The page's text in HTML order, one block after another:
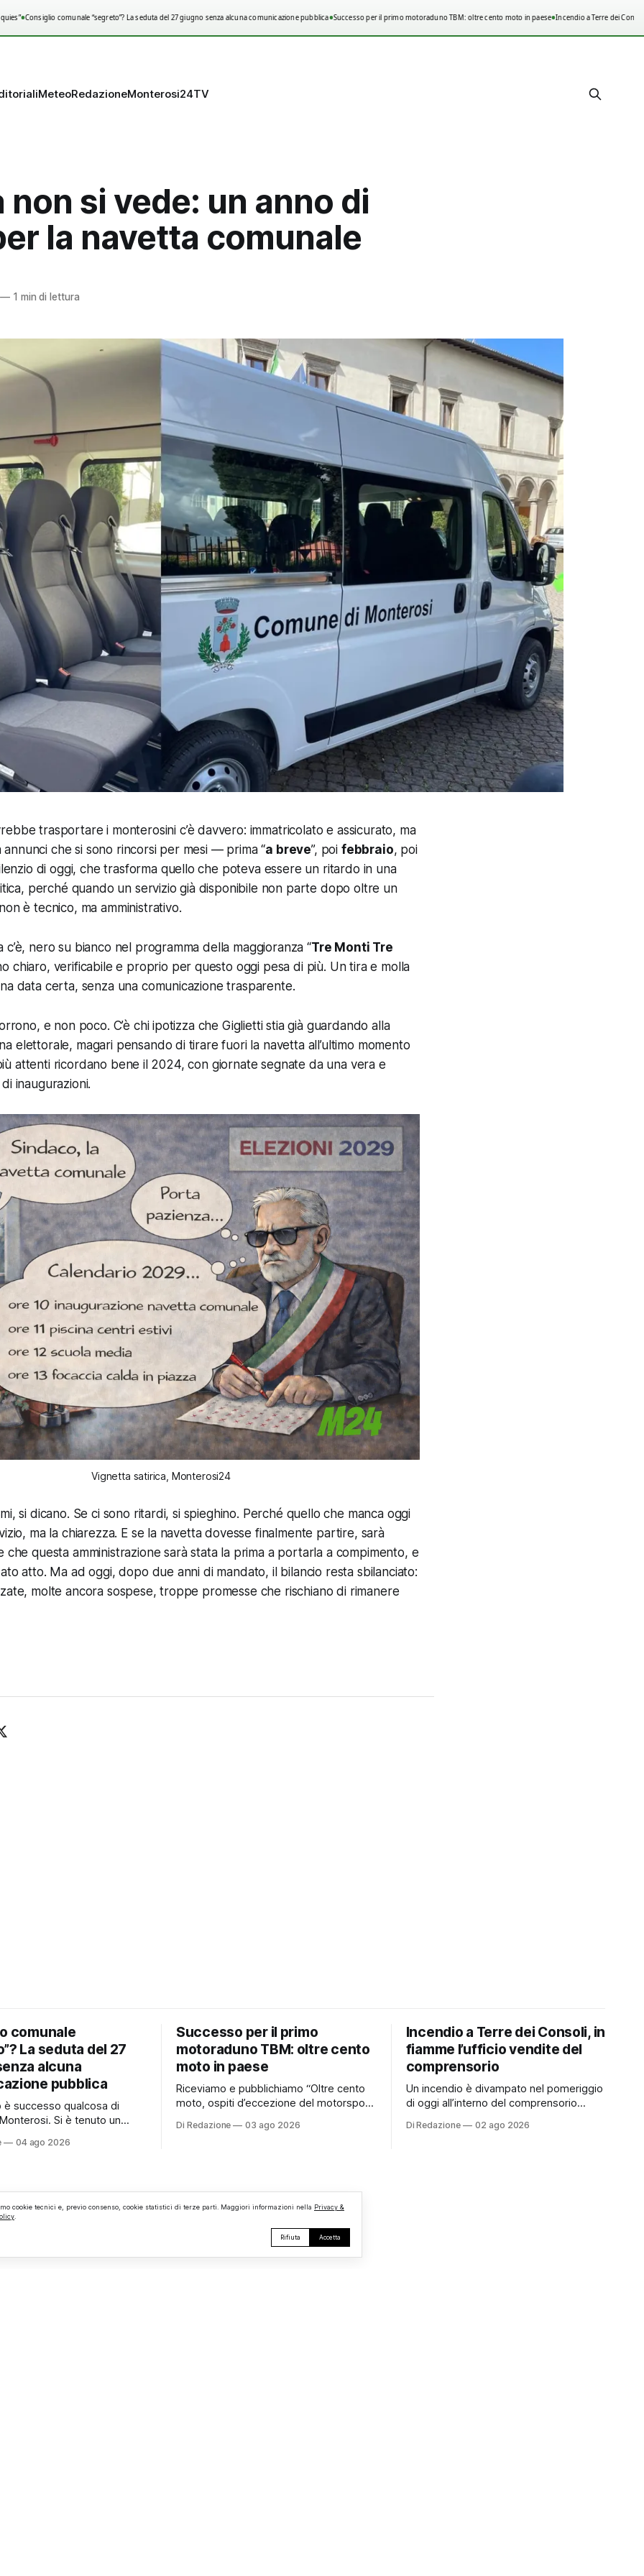
•Consiglio comunale “segreto”? La seduta del 27 giugno senza alcuna comunicazione pubblica•Successo per il primo motoraduno TBM: oltre cento moto in paese•Incendio a Terre dei
MeteoRedazioneMonterosi24TV
non si vede: un anno di
la navetta comunale
—1 min di lettura
trasportare i monterosini c’è davvero: immatricolato e assicurato, ma
annunci che si sono rincorsi per mesi — prima “a breve”, poi febbraio, poi
di oggi, che trasforma quello che poteva essere un ritardo in una
perché quando un servizio già disponibile non parte dopo oltre un
è tecnico, ma amministrativo.
c’è, nero su bianco nel programma della maggioranza “Tre Monti Tre
chiaro, verificabile e proprio per questo oggi pesa di più. Un tira e molla
data certa, senza una comunicazione trasparente.
e non poco. C’è chi ipotizza che Giglietti stia già guardando alla
elettorale, magari pensando di tirare fuori la navetta all’ultimo momento
attenti ricordano bene il 2024, con giornate segnate da una vera e
inaugurazioni.
Vignetta satirica, Monterosi24
si dicano. Se ci sono ritardi, si spieghino. Perché quello che manca oggi
ma la chiarezza. E se la navetta dovesse finalmente partire, sarà
che questa amministrazione sarà stata la prima a portarla a compimento, e
atto. Ma ad oggi, dopo due anni di mandato, il bilancio resta sbilanciato:
molte ancora sospese, troppe promesse che rischiano di rimanere
comunale
La seduta del 27
alcuna
pubblica
è successo qualcosa di
Si è tenuto un
da Monterosi24, non
che merita spiegazioni. Il
è, per sua natura,
04 ago 2026
Successo per il primo
motoraduno TBM: oltre cento
moto in paese
Riceviamo e pubblichiamo “Oltre cento
moto, ospiti d’eccezione del motorsport
hanno caratterizzato il primo
richiamando appassionati delle due
ruote da tutto il Lazio e dalle regioni
Di Redazione 03 ago 2026
Incendio a Terre dei Consoli, in
fiamme l’ufficio vendite del
comprensorio
Un incendio è divampato nel pomeriggio
di oggi all’interno del comprensorio
informazioni, ad essere interessata dalle
Di Redazione 02 ago 2026
cookie tecnici e, previo consenso, cookie statistici di terze parti. Maggiori informazioni nella Privacy &
Rifiuta Accetta